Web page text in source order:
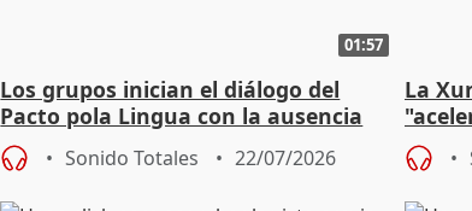
01:57
Los grupos inician el diálogo del
Pacto pola Lingua con la ausencia
del BNG
Sonido Totales 22/07/2026
La